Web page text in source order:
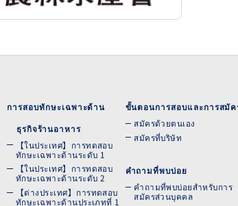
การสอบทักษะเฉพาะด้าน
ธุรกิจร้านอาหาร
【ในประเทศ】การทดสอบ
ทักษะเฉพาะด้านระดับ 1
【ในประเทศ】การทดสอบ
ทักษะเฉพาะด้านระดับ 2
【ต่างประเทศ】การทดสอบ
ทักษะเฉพาะด้านประเภทที่ 1
ขั้นตอนการสอบและการสมัค
สมัครด้วยตนเอง
สมัครที่บริษัท
คำถามที่พบบ่อย
คำถามที่พบบ่อยสำหรับการ
สมัครส่วนบุคคล